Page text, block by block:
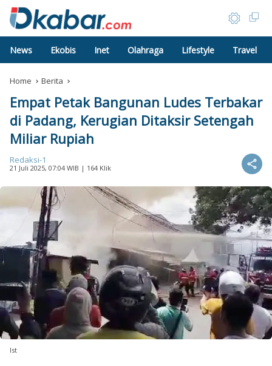
News Ekobis Inet Olahraga Lifestyle Travel
Home Berita
Empat Petak Bangunan Ludes Terbakar
di Padang, Kerugian Ditaksir Setengah
Miliar Rupiah
Redaksi-1
21 Juli 2025, 07:04 WIB | 164 Klik
Ist